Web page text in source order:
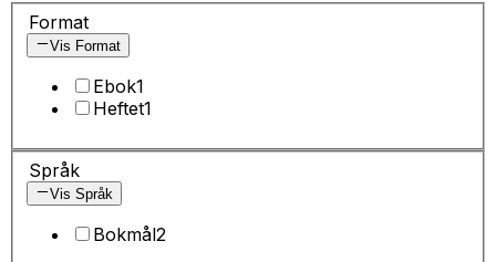
Format
Vis Format
Ebok1
Heftet1
Språk
Vis Språk
Bokmål2